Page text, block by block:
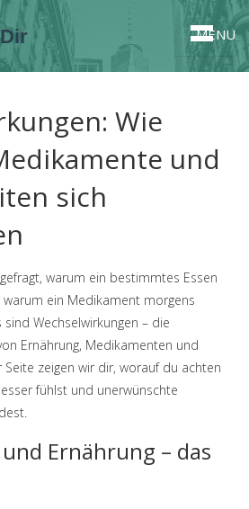
MENU
Wie
und
sich
warum ein bestimmtes Essen
ein Medikament morgens
Wechselwirkungen – die
Ernährung, Medikamenten und
Seite zeigen wir dir, worauf du achten
fühlst und unerwünschte
Ernährung – das